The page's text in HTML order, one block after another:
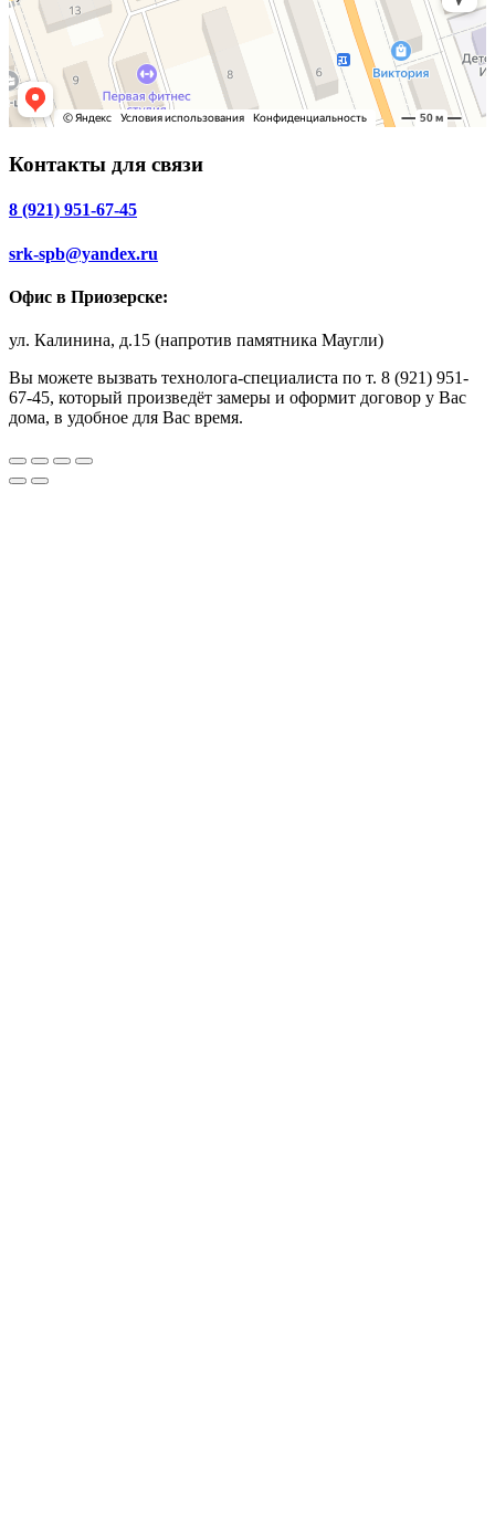
Контакты для связи
8 (921) 951-67-45
srk-spb@yandex.ru
Офис в Приозерске:
ул. Калинина, д.15 (напротив памятника Маугли)
Вы можете вызвать технолога-специалиста по т. 8 (921) 951-
67-45, который произведёт замеры и оформит договор у Вас
дома, в удобное для Вас время.